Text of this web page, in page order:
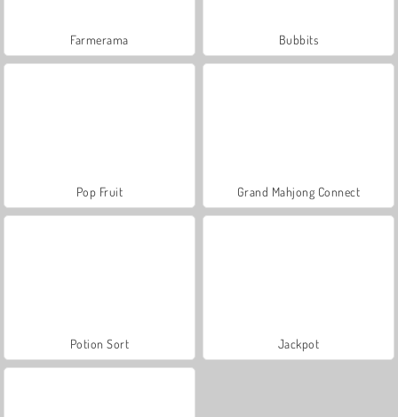
Farmerama Bubbits
Pop Fruit Grand Mahjong Connect
Potion Sort Jackpot